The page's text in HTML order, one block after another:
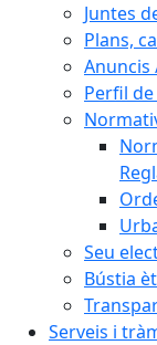
Juntes
Plans,
Anuncis
Perfil
Seu
Bústia
Serveis i